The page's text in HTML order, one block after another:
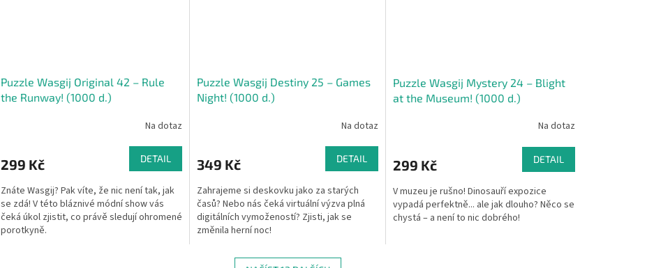
Puzzle Wasgij Original 42 – Rule
the Runway! (1000 d.)
Na dotaz
299 Kč DETAIL
Znáte Wasgij? Pak víte, že nic není tak, jak
se zdá! V této bláznivé módní show vás
čeká úkol zjistit, co právě sledují ohromené
porotkyně.
Puzzle Wasgij Destiny 25 – Games
Night! (1000 d.)
Na dotaz
349 Kč DETAIL
Zahrajeme si deskovku jako za starých
časů? Nebo nás čeká virtuální výzva plná
digitálních vymožeností? Zjisti, jak se
změnila herní noc!
Puzzle Wasgij Mystery 24 – Blight
at the Museum! (1000 d.)
Na dotaz
299 Kč DETAIL
V muzeu je rušno! Dinosauří expozice
vypadá perfektně... ale jak dlouho? Něco se
chystá – a není to nic dobrého!